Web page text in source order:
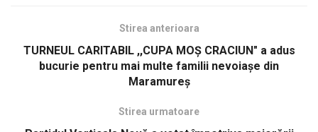
Stirea anterioara
TURNEUL CARITABIL ,,CUPA MOȘ CRACIUN" a adus
bucurie pentru mai multe familii nevoiașe din
Maramureș
Stirea urmatoare